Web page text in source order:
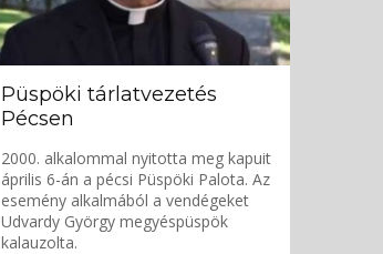
Püspöki tárlatvezetés
Pécsen
2000. alkalommal nyitotta meg kapuit
április 6-án a pécsi Püspöki Palota. Az
esemény alkalmából a vendégeket
Udvardy György megyéspüspök
kalauzolta.